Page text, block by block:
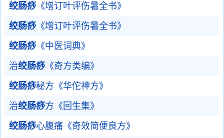
绞肠痧 《增订叶评伤暑全书》
绞肠痧 《增订叶评伤暑全书》
绞肠痧 《中医词典》
治绞肠痧 《奇方类编》
绞肠痧秘方《华佗神方》
治绞肠痧方《回生集》
绞肠痧心腹痛《奇效简便良方》